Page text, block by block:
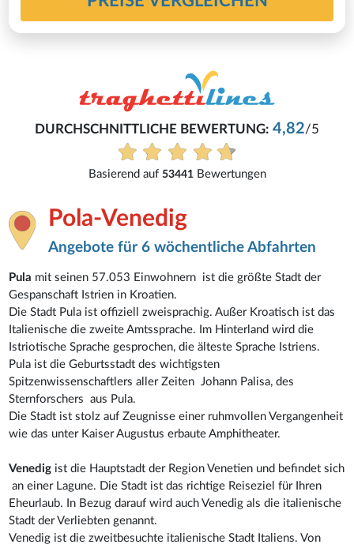
DURCHSCHNITTLICHE BEWERTUNG: 4,82/5
Basierend auf 53441Bewertungen
Pola-Venedig
Angebote für 6 wöchentliche Abfahrten
Pula mit seinen 57.053 Einwohnern ist die größte Stadt der
Gespanschaft Istrien in Kroatien.
Die Stadt Pula ist offiziell zweisprachig. Außer Kroatisch ist das
Italienische die zweite Amtssprache. Im Hinterland wird die
Istriotische Sprache gesprochen, die älteste Sprache Istriens.
Pula ist die Geburtsstadt des wichtigsten
Spitzenwissenschaftlers aller Zeiten Johann Palisa, des
Sternforschers aus Pula.
Die Stadt ist stolz auf Zeugnisse einer ruhmvollen Vergangenheit
wie das unter Kaiser Augustus erbaute Amphitheater.
Venedig ist die Hauptstadt der Region Venetien und befindet sich
an einer Lagune. Die Stadt ist das richtige Reiseziel für Ihren
Eheurlaub. In Bezug darauf wird auch Venedig als die italienische
Stadt der Verliebten genannt.
Venedig ist die zweitbesuchte italienische Stadt Italiens. Von